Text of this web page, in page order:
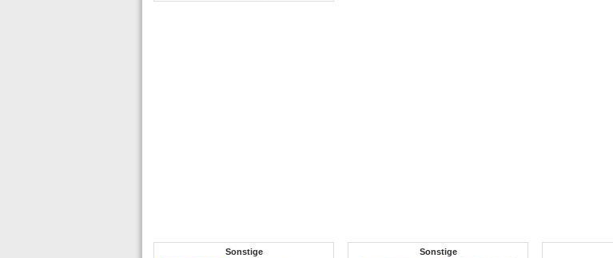
Sonstige Sonstige